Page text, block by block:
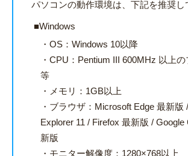
パソコンの動作環境は、下記を推奨し
Windows
OS：Windows 10以降
CPU：Pentium III 600MHz 以上の
等
メモリ：1GB以上
ブラウザ：Microsoft Edge 最新版
Explorer 11 / Firefox 最新版 / Google
新版